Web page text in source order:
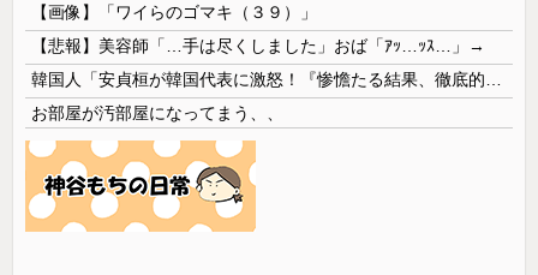
【画像】「ワイらのゴマキ（３９）」
【悲報】美容師「…手は尽くしました」おば「ｱｯ…ｯｽ…」→
お部屋が汚部屋になってまう、、